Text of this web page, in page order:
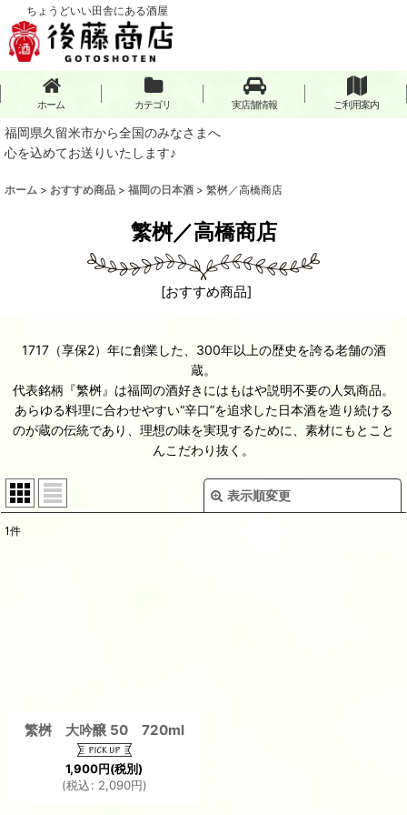
ちょうどいい田舎にある酒屋
ホーム カテゴリ 実店舗情報 ご利用案内
福岡県久留米市から全国のみなさまへ
心を込めてお送りいたします♪
ホーム > おすすめ商品 > 福岡の日本酒 > 繁桝／高橋商店
繁桝／高橋商店
[おすすめ商品]
1717（享保2）年に創業した、300年以上の歴史を誇る老舗の酒
蔵。
代表銘柄『繁桝』は福岡の酒好きにはもはや説明不要の人気商品。
あらゆる料理に合わせやすい“辛口”を追求した日本酒を造り続ける
のが蔵の伝統であり、理想の味を実現するために、素材にもとこと
んこだわり抜く。
表示順変更
1件
繁桝 大吟醸 50 720ml
1,900円(税別)
(税込: 2,090円)